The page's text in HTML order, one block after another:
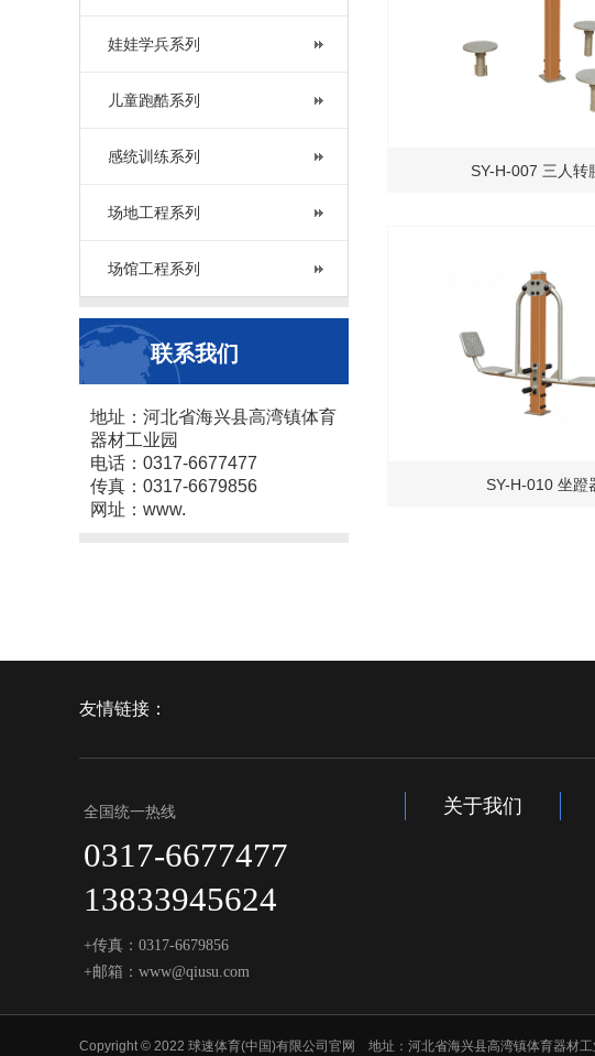
娃娃学兵系列
儿童跑酷系列
感统训练系列
场地工程系列
场馆工程系列
联系我们
地址：河北省海兴县高湾镇体育
器材工业园
电话：0317-6677477
传真：0317-6679856
网址：www.
SY-H-007 三人转
SY-H-010 坐蹬
友情链接：
全国统一热线
0317-6677477
13833945624
+传真：0317-6679856
+邮箱：www@qiusu.com
关于我们
Copyright © 2022 球速体育(中国)有限公司官网 地址：河北省海兴县高湾镇体育器材